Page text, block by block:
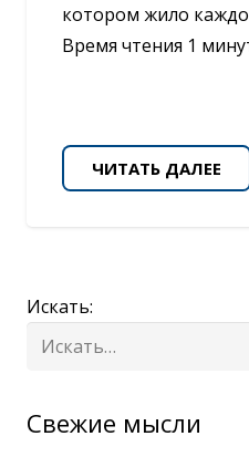
котором жило
Время чтения 1
ЧИТАТЬ ДАЛЕЕ
Искать:
Cвежие мысли